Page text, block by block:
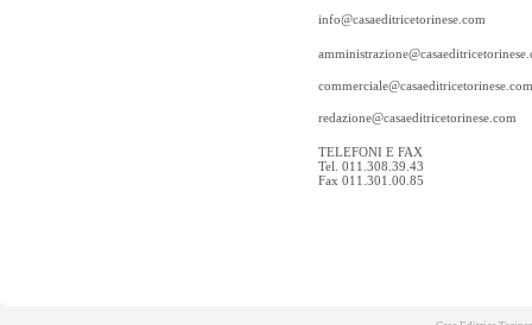
info@casaeditricetorinese.com
commerciale@casaeditricetorinese.com
redazione@casaeditricetorinese.com
TELEFONI E FAX
Tel. 011.308.39.43
Fax 011.301.00.85